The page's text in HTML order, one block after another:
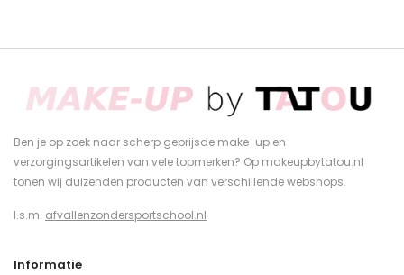
Ben je op zoek naar scherp geprijsde make-up en
verzorgingsartikelen van vele topmerken? Op makeupbytatou.nl
tonen wij duizenden producten van verschillende webshops.
I.s.m. afvallenzondersportschool.nl
Informatie